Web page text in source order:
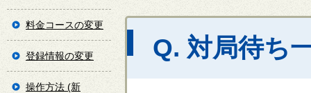
Q. 対局待ち
料金コースの変更
登録情報の変更
操作方法 (新